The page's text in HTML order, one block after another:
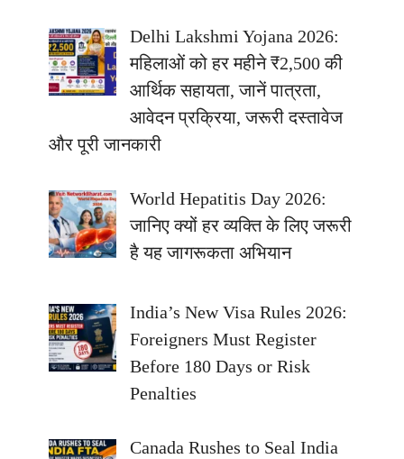
Delhi Lakshmi Yojana 2026:
महिलाओं को हर महीने ₹2,500 की
आर्थिक सहायता, जानें पात्रता,
आवेदन प्रक्रिया, जरूरी दस्तावेज
और पूरी जानकारी
World Hepatitis Day 2026:
जानिए क्यों हर व्यक्ति के लिए जरूरी
है यह जागरूकता अभियान
India’s New Visa Rules 2026:
Foreigners Must Register
Before 180 Days or Risk
Penalties
Canada Rushes to Seal India